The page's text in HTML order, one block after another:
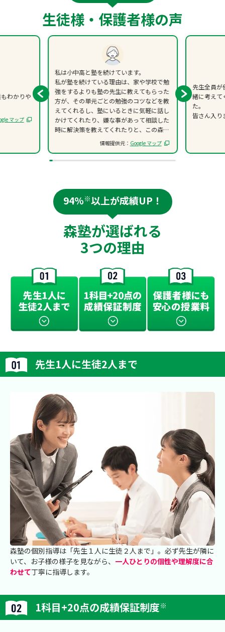
生徒様・保護者様の声
わかりや
マップ
私は小中高と塾を続けています。
私が塾を続けている理由は、家や学校で勉
強をするよりも塾の先生に教えてもらった
方が、その単元ごとの勉強のコツなどを教
えてくれるし、塾にいるときに気軽に話し
かけてくれたり、嫌な事があって相談した
時に解決策を教えてくれたりと、この森塾
には本当に色々助かっています。
勉強が苦手な方は、是非体験などに行って
みてください。
情報提供元： Google マップ
先生全員が
緒に考えて
た。
皆さん入り
94%※以上が成績UP！
森塾が選ばれる
3つの理由
先生1人に生徒2人まで
森塾の個別指導は「先生１人に生徒２人まで」。必ず先生が隣に
いて、お子様の様子を見ながら、 一人ひとりの個性や理解度に合
わせて丁寧に指導します。
1科目+20点の成績保証制度※